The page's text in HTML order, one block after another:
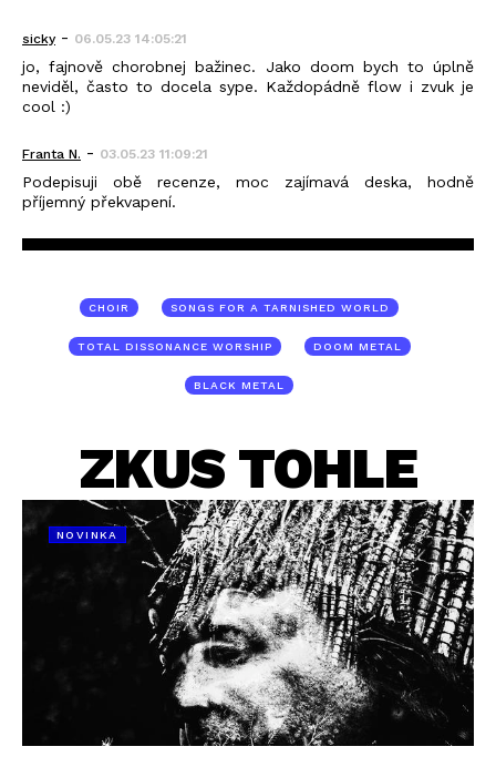
sicky - 06.05.23 14:05:21
jo, fajnově chorobnej bažinec. Jako doom bych to úplně
neviděl, často to docela sype. Každopádně flow i zvuk je
cool :)
Franta N. - 03.05.23 11:09:21
Podepisuji obě recenze, moc zajímavá deska, hodně
příjemný překvapení.
CHOIR SONGS FOR A TARNISHED WORLD
TOTAL DISSONANCE WORSHIP DOOM METAL
BLACK METAL
ZKUS TOHLE
NOVINKA